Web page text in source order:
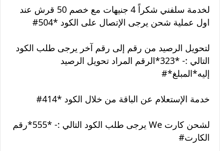
لخدمة سلفني شكراً 4 جنيهات مع خصم 50 قرش عند
اول عملية شحن يرجى الإتصال على الكود *504#
لتحويل الرصيد من رقم إلى رقم آخر يرجى طلب الكود
التالي :- *323*الرقم المراد تحويل الرصيد
إليه*المبلغ*#
خدمة الإستعلام عن الباقة من خلال الكود *414#
لشحن كارت We يرجى طلب الكود التالي :- *555*رقم
الكارت#